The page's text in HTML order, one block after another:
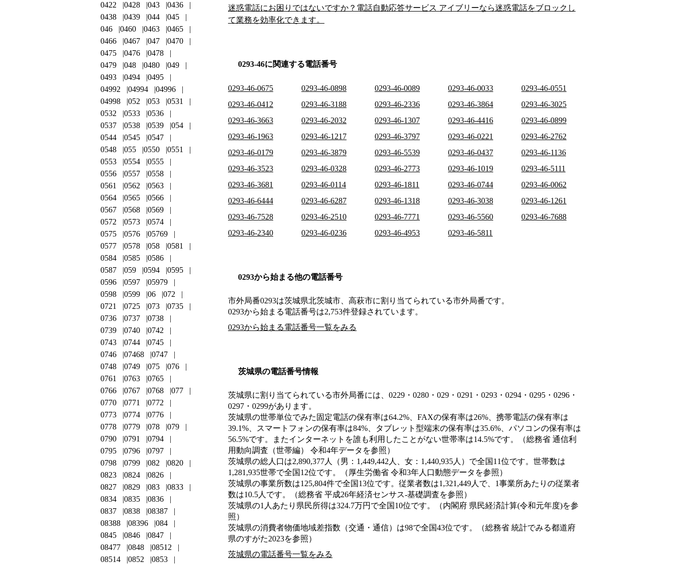
迷惑電話にお困りではないですか？電話自動応答サービス アイブリーなら迷惑電話をブロックし
て業務を効率化できます。
0293-46に関連する電話番号
0293-46-0675 0293-46-0898 0293-46-0089 0293-46-0033
0293-46-0551
0293-46-0412
0293-46-3188 0293-46-2336 0293-46-3864
0293-46-3025
0293-46-3663
0293-46-2032 0293-46-1307 0293-46-4416
0293-46-0899
0293-46-1963
0293-46-1217 0293-46-3797 0293-46-0221
0293-46-2762
0293-46-0179
0293-46-3879 0293-46-5539 0293-46-0437
0293-46-1136
0293-46-3523
0293-46-0328 0293-46-2773 0293-46-1019
0293-46-5111
0293-46-3681
0293-46-0114 0293-46-1811 0293-46-0744
0293-46-0062
0293-46-6444
0293-46-6287 0293-46-1318 0293-46-3038
0293-46-1261
0293-46-7528
0293-46-2510 0293-46-7771 0293-46-5560
0293-46-7688
0293-46-2340
0293-46-0236 0293-46-4953 0293-46-5811
0293から始まる他の電話番号
市外局番0293は茨城県北茨城市、高萩市に割り当てられている市外局番です。
0293から始まる電話番号は2,753件登録されています。
0293から始まる電話番号一覧をみる
茨城県の電話番号情報
茨城県に割り当てられている市外局番には、0229・0280・029・0291・0293・0294・0295・0296・
0297・0299があります。
茨城県の世帯単位でみた固定電話の保有率は64.2%、FAXの保有率は26%、携帯電話の保有率は
39.1%、スマートフォンの保有率は84%、タブレット型端末の保有率は35.6%、パソコンの保有率は
56.5%です。またインターネットを誰も利用したことがない世帯率は14.5%です。（総務省 通信利
用動向調査（世帯編） 令和4年データを参照）
茨城県の総人口は2,890,377人（男：1,449,442人、女：1,440,935人）で全国11位です。世帯数は
1,281,935世帯で全国12位です。（厚生労働省 令和3年人口動態データを参照）
茨城県の事業所数は125,804件で全国13位です。従業者数は1,321,449人で、1事業所あたりの従業者
数は10.5人です。（総務省 平成26年経済センサス‐基礎調査を参照）
茨城県の1人あたり県民所得は324.7万円で全国10位です。（内閣府 県民経済計算(令和元年度)を参
照）
茨城県の消費者物価地域差指数（交通・通信）は98で全国43位です。（総務省 統計でみる都道府
県のすがた2023を参照）
茨城県の電話番号一覧をみる
0422
0428 043
0436
0438
0439 044
045
046
0460 0463
0465
0466
0467 047
0470
0475
0476
0478
0479
048 0480
049
0493
0494
0495
04992
04994
04996
04998
052 053
0531
0532
0533
0536
0537
0538 0539
054
0544
0545
0547
0548
055 0550
0551
0553
0554
0555
0556
0557
0558
0561
0562
0563
0564
0565
0566
0567
0568
0569
0572
0573
0574
0575
0576
05769
0577
0578 058
0581
0584
0585
0586
0587
059 0594
0595
0596
0597
05979
0598
0599 06
072
0721
0725 073
0735
0736
0737
0738
0739
0740
0742
0743
0744
0745
0746
07468
0747
0748
0749 075
076
0761
0763
0765
0766
0767 0768
077
0770
0771
0772
0773
0774
0776
0778
0779 078
079
0790
0791
0794
0795
0796
0797
0798
0799 082
0820
0823
0824
0826
0827
0829 083
0833
0834
0835
0836
0837
0838
08387
08388
08396
084
0845
0846
0847
08477
0848
08512
08514
0852
0853